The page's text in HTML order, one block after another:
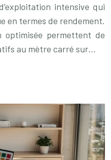
intensive qui
en termes de rendement.
permettent de
au mètre carré sur…